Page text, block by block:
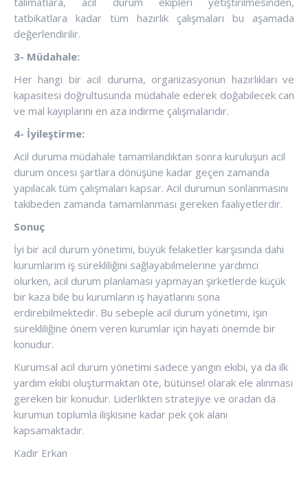
tatbikatlara kadar tüm hazırlık çalışmaları bu aşamada
değerlendirilir.
3- Müdahale:
Her hangi bir acil duruma, organizasyonun hazırlıkları ve
kapasitesi doğrultusunda müdahale ederek doğabilecek can
ve mal kayıplarını en aza indirme çalışmalarıdır.
4- İyileştirme:
Acil duruma müdahale tamamlandıktan sonra kuruluşun acil
durum öncesi şartlara dönüşüne kadar geçen zamanda
yapılacak tüm çalışmaları kapsar. Acil durumun sonlanmasını
takibeden zamanda tamamlanması gereken faaliyetlerdir.
Sonuç
İyi bir acil durum yönetimi, büyük felaketler karşısında dahi
kurumlarim iş sürekliliğini sağlayabilmelerine yardımcı
olurken, acil durum planlaması yapmayan şirketlerde küçük
bir kaza bile bu kurumların iş hayatlarını sona
erdirebilmektedir. Bu sebeple acil durum yönetimi, işin
sürekliliğine önem veren kurumlar için hayati önemde bir
konudur.
Kurumsal acil durum yönetimi sadece yangın ekibi, ya da ilk
yardım ekibi oluşturmaktan öte, bütünsel olarak ele alınması
gereken bir konudur. Liderlikten stratejiye ve oradan da
kurumun toplumla ilişkisine kadar pek çok alanı
kapsamaktadır.
Kadir Erkan